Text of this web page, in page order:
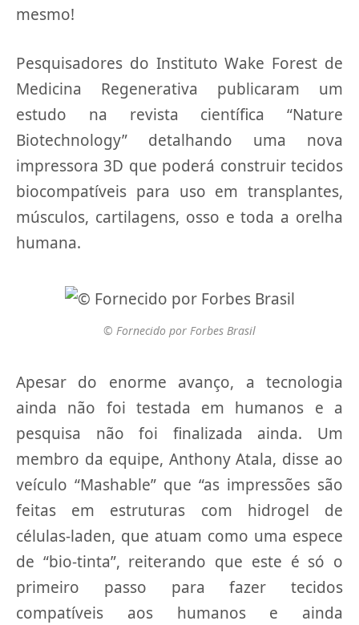
mesmo!
Pesquisadores do Instituto Wake Forest de
Medicina Regenerativa publicaram um
estudo na revista científica “Nature
Biotechnology” detalhando uma nova
impressora 3D que poderá construir tecidos
biocompatíveis para uso em transplantes,
músculos, cartilagens, osso e toda a orelha
humana.
© Fornecido por Forbes Brasil
Apesar do enorme avanço, a tecnologia
ainda não foi testada em humanos e a
pesquisa não foi finalizada ainda. Um
membro da equipe, Anthony Atala, disse ao
veículo “Mashable” que “as impressões são
feitas em estruturas com hidrogel de
células-laden, que atuam como uma espece
de “bio-tinta”, reiterando que este é só o
primeiro passo para fazer tecidos
compatíveis aos humanos e ainda